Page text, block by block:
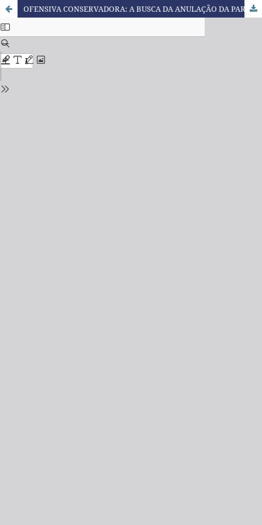
OFENSIVA CONSERVADORA: A BUSCA DA ANULAÇÃO DA PARTICIPAÇÃO DE JOVENS NA VIDA PÚBLICA VIA DESCONSTRUÇÃO DA ESCOLA COMO AGENTE SOCIALIZADOR